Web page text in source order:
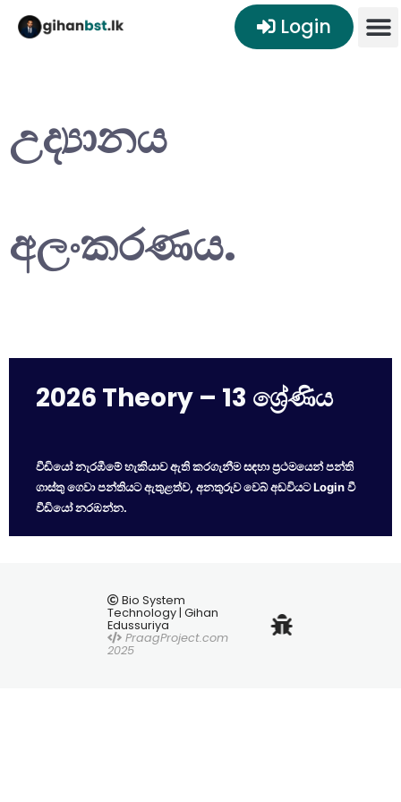
Login
උද්‍යානය
අලංකරණය.
2026 Theory – 13 ශ්‍රේණිය
වීඩියෝ නැරඹීමේ හැකියාව ඇති කරගැනීම සඳහා ප්‍රථමයෙන් පන්ති
ගාස්තු ගෙවා පන්තියට ඇතුළත්ව, අනතුරුව වෙබ් අඩවියට Login වී
වීඩියෝ නරඹන්න.
Bio System
Technology | Gihan
Edussuriya
PraagProject.com
2025